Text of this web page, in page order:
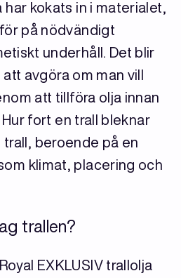
har kokats in i materialet,
på nödvändigt
underhåll. Det blir
avgöra om man vill
att tillföra olja innan
Hur fort en trall bleknar
beroende på en
klimat, placering och
trallen?
EXKLUSIV trallolja